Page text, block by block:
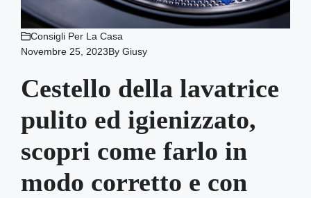
Consigli Per La Casa
Novembre 25, 2023ByGiusy
Cestello della lavatrice
pulito ed igienizzato,
scopri come farlo in
modo corretto e con